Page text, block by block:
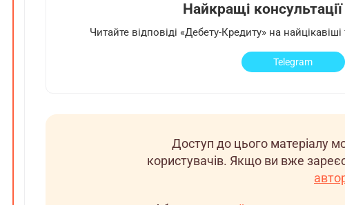
Найкращі
Читайте відповіді «Дебету-Кредиту» на
Telegram
Доступ до цього матеріалу
користувачів. Якщо ви вже